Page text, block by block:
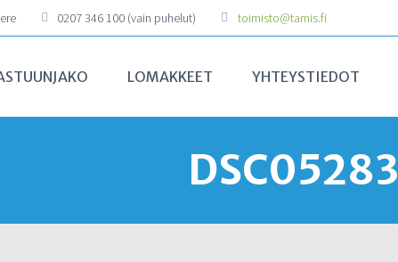
0207 346 100 (vain puhelut) toimisto@tamis.fi
LOMAKKEET YHTEYSTIEDOT
DSC05283